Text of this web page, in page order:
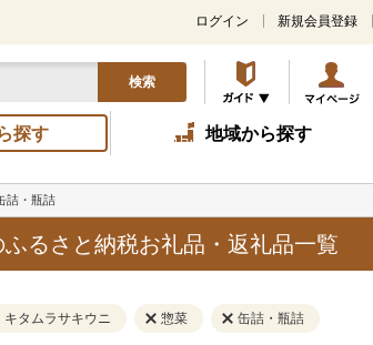
ログイン 新規会員登録
検索
探す 地域から探す
詰・瓶詰
るさと納税お礼品・返礼品一覧
キタムラサキウニ 惣菜 缶詰・瓶詰